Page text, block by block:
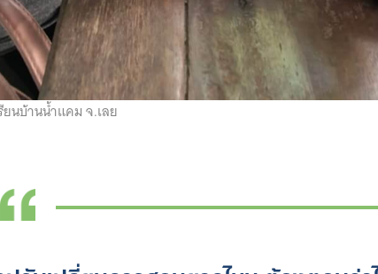
นบ้านน้ำแคม จ.เลย